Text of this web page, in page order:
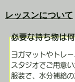
レッスンについて
ヨガマットやトレ
スタジオでご用意
服装で、水分補給
必要な持ち物は